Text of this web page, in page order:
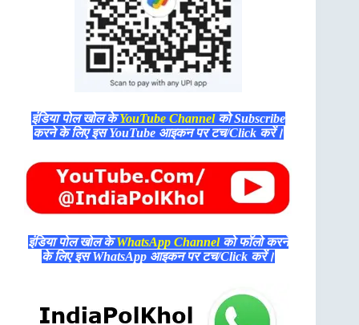
इंडिया पोल खोल केYouTube Channelको Subscribe
करने के लिए इस YouTube आइकन पर टच/Click करें।
इंडिया पोल खोल केWhatsApp Channelको फॉलो करने
के लिए इस WhatsApp आइकन पर टच/Click करें।